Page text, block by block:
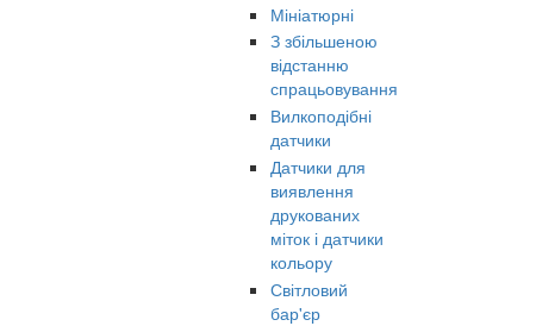
Мініатюрні
З збільшеною
відстанню
спрацьовування
Вилкоподібні
датчики
Датчики для
виявлення
друкованих
міток і датчики
кольору
Світловий
бар'єр